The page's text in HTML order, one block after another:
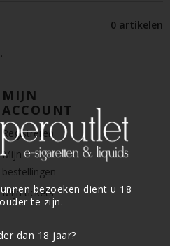
bezoeken dient u 18
te zijn.
dan 18 jaar?
0 artikelen
MIJN
ACCOUNT
Registreren
Mijn
bestellingen
Mijn tickets